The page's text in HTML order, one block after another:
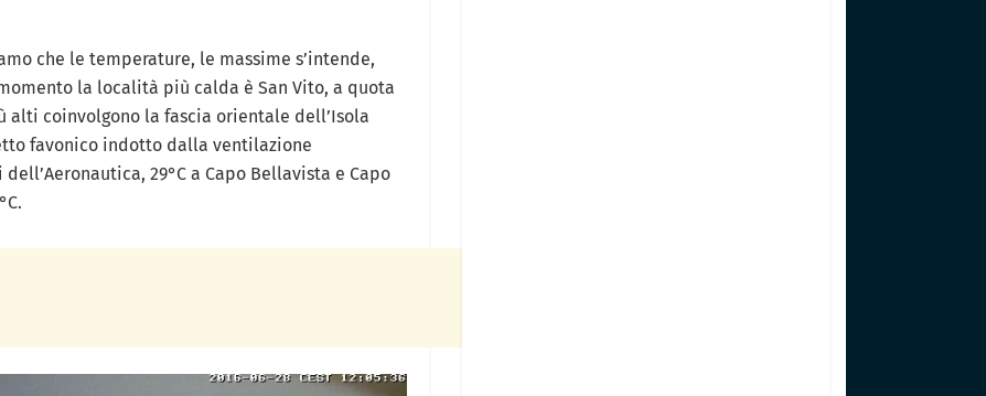
che le temperature, le massime s’intende,
la località più calda è San Vito, a quota
alti coinvolgono la fascia orientale dell’Isola
favonico indotto dalla ventilazione
29°C a Capo Bellavista e Capo